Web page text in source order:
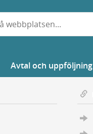
Avtal och uppföljning